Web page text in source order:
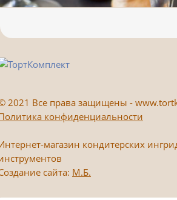
2021 Все права защищены -
конфиденциальности
магазин кондитерских
сайта: М.Б.